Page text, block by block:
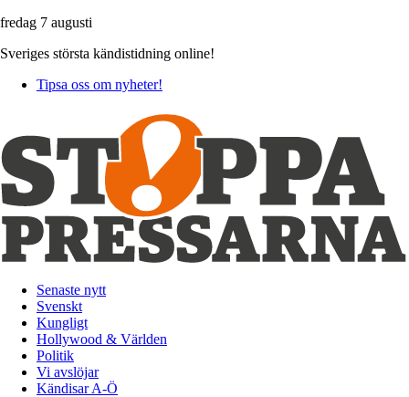
fredag 7 augusti
Sveriges största kändistidning online!
Tipsa oss om nyheter!
Senaste nytt
Svenskt
Kungligt
Hollywood & Världen
Politik
Vi avslöjar
Kändisar A-Ö